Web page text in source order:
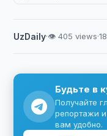
UzDaily·👁 405 views·
Будьте в
Получайте
репортажи
вам удобно.